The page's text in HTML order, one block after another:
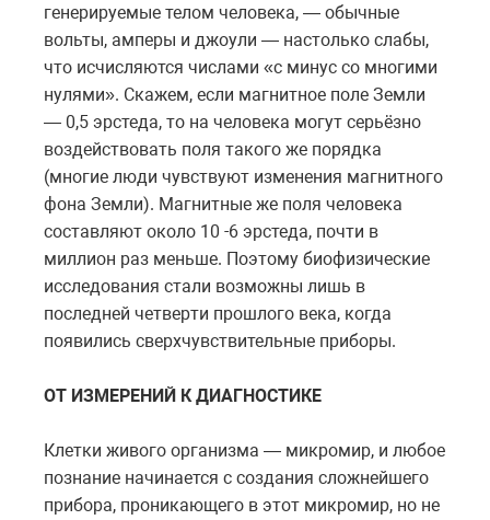
генерируемые телом человека, — обычные
вольты, амперы и джоули — настолько слабы,
что исчисляются числами «с минус со многими
нулями». Скажем, если магнитное поле Земли
— 0,5 эрстеда, то на человека могут серьёзно
воздействовать поля такого же порядка
(многие люди чувствуют изменения магнитного
фона Земли). Магнитные же поля человека
составляют около 10 -6 эрстеда, почти в
миллион раз меньше. Поэтому биофизические
исследования стали возможны лишь в
последней четверти прошлого века, когда
появились сверхчувствительные приборы.
ОТ ИЗМЕРЕНИЙ К ДИАГНОСТИКЕ
Клетки живого организма — микромир, и любое
познание начинается с создания сложнейшего
прибора, проникающего в этот микромир, но не